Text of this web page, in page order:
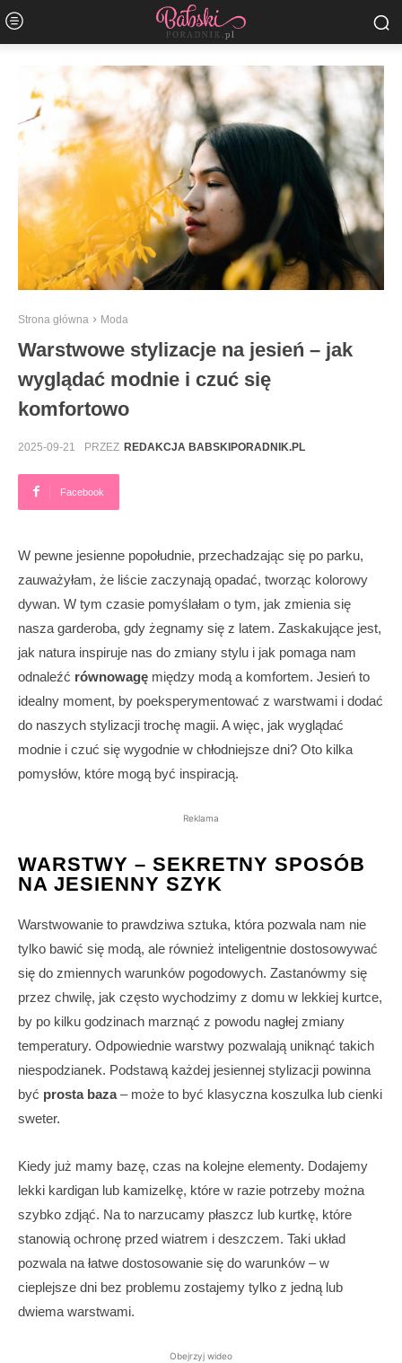
Strona główna Moda
Warstwowe stylizacje na jesień – jak
wyglądać modnie i czuć się
komfortowo
2025-09-21 PRZEZ REDAKCJA BABSKIPORADNIK.PL
Facebook
W pewne jesienne popołudnie, przechadzając się po parku,
zauważyłam, że liście zaczynają opadać, tworząc kolorowy
dywan. W tym czasie pomyślałam o tym, jak zmienia się
nasza garderoba, gdy żegnamy się z latem. Zaskakujące jest,
jak natura inspiruje nas do zmiany stylu i jak pomaga nam
odnaleźć równowagę między modą a komfortem. Jesień to
idealny moment, by poeksperymentować z warstwami i dodać
do naszych stylizacji trochę magii. A więc, jak wyglądać
modnie i czuć się wygodnie w chłodniejsze dni? Oto kilka
pomysłów, które mogą być inspiracją.
Reklama
WARSTWY – SEKRETNY SPOSÓB
NA JESIENNY SZYK
Warstwowanie to prawdziwa sztuka, która pozwala nam nie
tylko bawić się modą, ale również inteligentnie dostosowywać
się do zmiennych warunków pogodowych. Zastanówmy się
przez chwilę, jak często wychodzimy z domu w lekkiej kurtce,
by po kilku godzinach marznąć z powodu nagłej zmiany
temperatury. Odpowiednie warstwy pozwalają uniknąć takich
niespodzianek. Podstawą każdej jesiennej stylizacji powinna
być prosta baza– może to być klasyczna koszulka lub cienki
sweter.
Kiedy już mamy bazę, czas na kolejne elementy. Dodajemy
lekki kardigan lub kamizelkę, które w razie potrzeby można
szybko zdjąć. Na to narzucamy płaszcz lub kurtkę, które
stanowią ochronę przed wiatrem i deszczem. Taki układ
pozwala na łatwe dostosowanie się do warunków – w
cieplejsze dni bez problemu zostajemy tylko z jedną lub
dwiema warstwami.
Obejrzyj wideo